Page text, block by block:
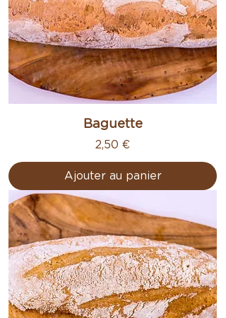
Baguette
Prix
2,50 €
Ajouter au panier